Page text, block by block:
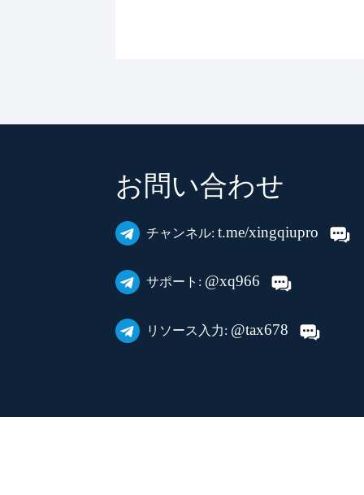
お問い合わせ
チャンネル: t.me/xingqiupro
サポート: @xq966
リソース入力: @tax678